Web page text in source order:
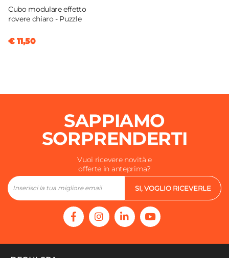
Cubo modulare effetto
rovere chiaro - Puzzle
€ 11,50
SAPPIAMO
SORPRENDERTI
Vuoi ricevere novità e
offerte in anteprima?
SI, VOGLIO RICEVERLE